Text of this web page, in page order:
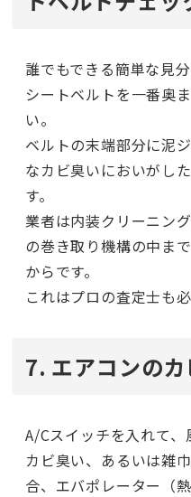
誰でもできる簡単な見分
シートベルトを一番奥
い。
ベルトの末端部分に泥
なカビ臭いにおいがし
す。
業者は内装クリーニン
の巻き取り機構の中ま
からです。
これはプロの査定士も
7. エアコンの
A/Cスイッチを入れて、
カビ臭い、あるいは雑
合、エバポレーター（